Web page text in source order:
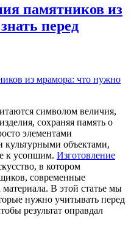
памятников из
перед
символом величия,
сохраняя память о
элементами
культурными объектами,
к усопшим. Изготовление
в котором
современные
В этой статье мы
нужно учитывать перед
результат оправдал